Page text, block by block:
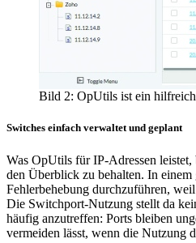
Bild 2: OpUtils ist ein
Switches einfach verwaltet und geplant
Was OpUtils für IP-Adressen
den Überblick zu behalten. In einem
Fehlerbehebung durchzuführen,
Die Switchport-Nutzung stellt da
häufig anzutreffen: Ports bleiben
vermeiden lässt, wenn die Nutzung